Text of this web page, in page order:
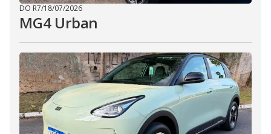
DO R7/18/07/2026
MG4 Urban